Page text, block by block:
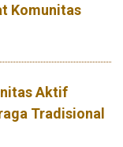
Komunitas
Aktif
Tradisional